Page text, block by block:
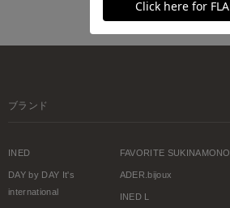
ブランド
INED
DAY by DAY It's
international
FAVORITE SUKINAMONO
ADER.bijoux
INED L